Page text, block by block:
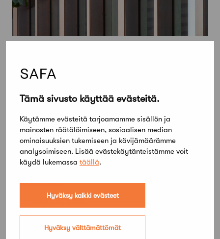
Tämä sivusto käyttää evästeitä.
Käytämme evästeitä tarjoamamme sisällön ja
mainosten räätälöimiseen, sosiaalisen median
ominaisuuksien tukemiseen ja kävijämäärämme
analysoimiseen. Lisää evästekäytänteistämme voit
käydä lukemassa täällä.
Hyväksy kaikki evästeet
Hyväksy välttämättömät
25 maaliskuun, 2026
Arkkitehtien palkkakehitys jäi
yleiskorotusten varaan